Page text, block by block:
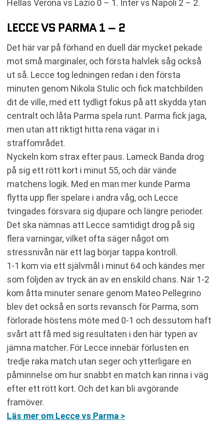
Hellas Verona vs Lazio 0 – 1. Inter vs Napoli 2 – 2.
LECCE VS PARMA 1 – 2
Det här var på förhand en duell där mycket pekade
mot små marginaler, och första halvlek såg också
ut så. Lecce tog ledningen redan i den första
minuten genom Nikola Stulic och fick matchbilden
dit de ville, med ett tydligt fokus på att skydda ytan
centralt och låta Parma spela runt. Parma fick jaga,
men utan att riktigt hitta rena vägar in i
straffområdet.
Nyckeln kom strax efter paus. Lameck Banda drog
på sig ett rött kort i minut 55, och där vände
matchens logik. Med en man mer kunde Parma
flytta upp fler spelare i andra våg, och Lecce
tvingades försvara sig djupare och längre perioder.
Det ska nämnas att Lecce samtidigt drog på sig
flera varningar, vilket ofta säger något om
stressnivån när ett lag börjar tappa kontroll.
1-1 kom via ett självmål i minut 64 och kändes mer
som följden av tryck än av en enskild chans. När 1-2
kom åtta minuter senare genom Mateo Pellegrino
blev det också en sorts revansch för Parma, som
förlorade höstens möte med 0-1 och dessutom haft
svårt att få med sig resultaten i den här typen av
jämna matcher. För Lecce innebär förlusten en
tredje raka match utan seger och ytterligare en
påminnelse om hur snabbt en match kan rinna i väg
efter ett rött kort. Och det kan bli avgörande
framöver.
Läs mer om Lecce vs Parma >